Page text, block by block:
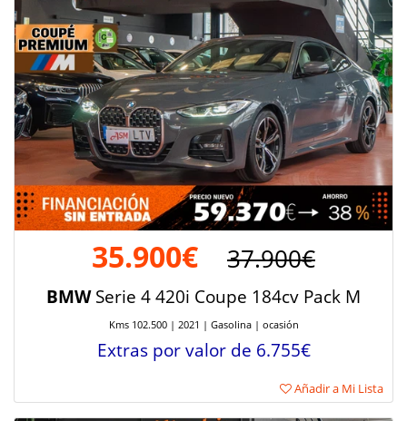
35.900€ 37.900€
BMWSerie 4 420i Coupe 184cv Pack M
Kms 102.500 | 2021 | Gasolina | ocasión
Extras por valor de 6.755€
Añadir a Mi Lista